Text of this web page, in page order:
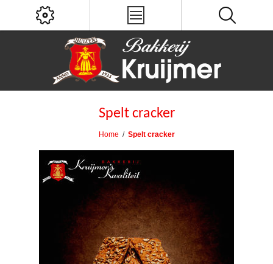
Spelt cracker
Home / Spelt cracker